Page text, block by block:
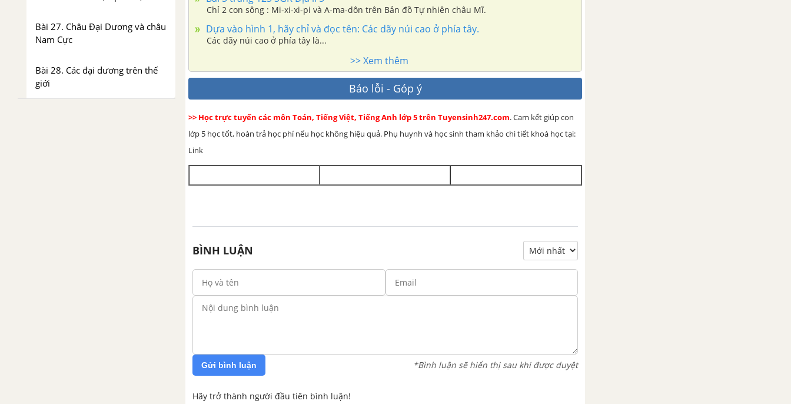
Bài 27. Châu Đại Dương và châu
Nam Cực
Bài 28. Các đại dương trên thế
giới
Chỉ 2 con sông : Mi-xi-xi-pi và A-ma-dôn trên Bản đồ Tự nhiên châu Mĩ.
Dựa vào hình 1, hãy chỉ và đọc tên: Các dãy núi cao ở phía tây.
Các dãy núi cao ở phía tây là...
>> Xem thêm
Báo lỗi - Góp ý
>> Học trực tuyến các môn Toán, Tiếng Việt, Tiếng Anh lớp 5 trên Tuyensinh247.com. Cam kết giúp con
lớp 5 học tốt, hoàn trả học phí nếu học không hiệu quả. Phụ huynh và học sinh tham khảo chi tiết khoá học tại:
Link
BÌNH LUẬN
Gửi bình luận *Bình luận sẽ hiển thị sau khi được duyệt
Hãy trở thành người đầu tiên bình luận!